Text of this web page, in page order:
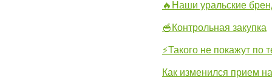
🔥Наши уральские
🥣Контрольная закупка
⚡Такого не покажут по
Как изменился прием